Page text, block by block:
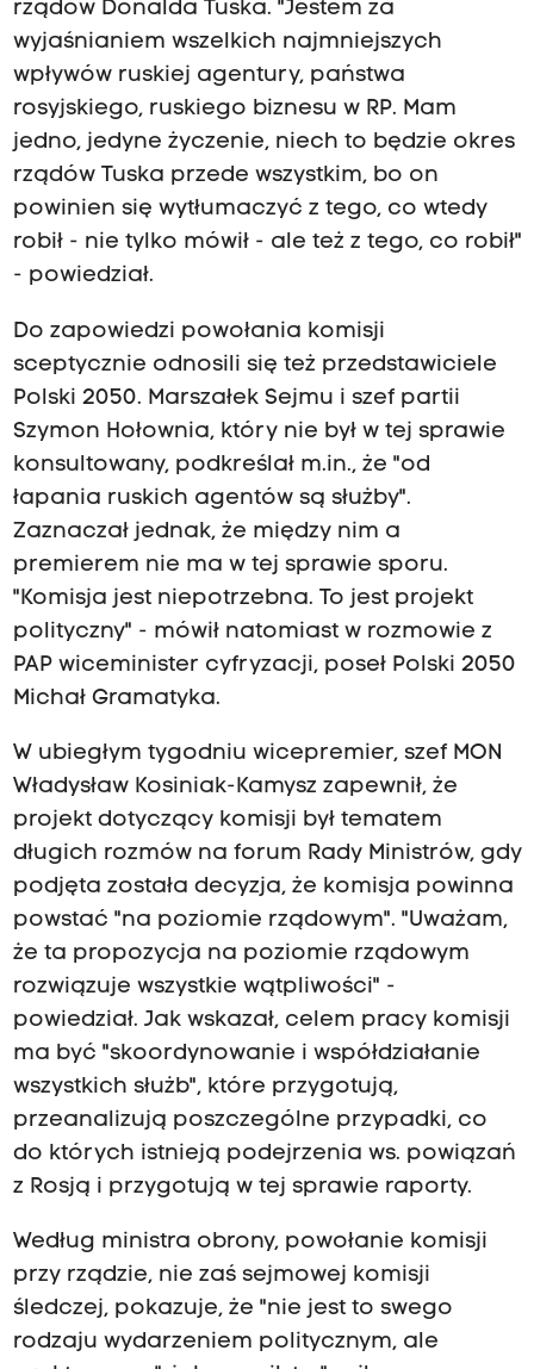
rządów Donalda Tuska. "Jestem za
wyjaśnianiem wszelkich najmniejszych
wpływów ruskiej agentury, państwa
rosyjskiego, ruskiego biznesu w RP. Mam
jedno, jedyne życzenie, niech to będzie okres
rządów Tuska przede wszystkim, bo on
powinien się wytłumaczyć z tego, co wtedy
robił - nie tylko mówił - ale też z tego, co robił"
- powiedział.
Do zapowiedzi powołania komisji
sceptycznie odnosili się też przedstawiciele
Polski 2050. Marszałek Sejmu i szef partii
Szymon Hołownia, który nie był w tej sprawie
konsultowany, podkreślał m.in., że "od
łapania ruskich agentów są służby".
Zaznaczał jednak, że między nim a
premierem nie ma w tej sprawie sporu.
"Komisja jest niepotrzebna. To jest projekt
polityczny" - mówił natomiast w rozmowie z
PAP wiceminister cyfryzacji, poseł Polski 2050
Michał Gramatyka.
W ubiegłym tygodniu wicepremier, szef MON
Władysław Kosiniak-Kamysz zapewnił, że
projekt dotyczący komisji był tematem
długich rozmów na forum Rady Ministrów, gdy
podjęta została decyzja, że komisja powinna
powstać "na poziomie rządowym". "Uważam,
że ta propozycja na poziomie rządowym
rozwiązuje wszystkie wątpliwości" -
powiedział. Jak wskazał, celem pracy komisji
ma być "skoordynowanie i współdziałanie
wszystkich służb", które przygotują,
przeanalizują poszczególne przypadki, co
do których istnieją podejrzenia ws. powiązań
z Rosją i przygotują w tej sprawie raporty.
Według ministra obrony, powołanie komisji
przy rządzie, nie zaś sejmowej komisji
śledczej, pokazuje, że "nie jest to swego
rodzaju wydarzeniem politycznym, ale